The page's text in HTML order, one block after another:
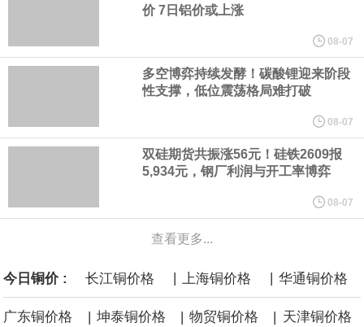
稳定的三大有利因素带动下，预期第3季度营运将优于第2季度，并
进一步扩大全年营运成果。
美国国会预算办公室（CBO）于当地时间5日发布报告称，美国海军
计划建造的15艘核动力“特朗普级”（Trump-class）战列舰，从研发
到采购的总费用可能高达2750亿美元，为美国有史以来最昂贵的水
面战舰项目之一。 根据CBO的初步估算，首舰造价约234亿美元，
后续14艘平均每艘约180亿美元。
黄金价格有望录得自今年1月以来最大单周涨幅。油价走弱为金价提
价 7日铝价或上涨
08-07
多空博弈持续发酵！碳酸锂迎来阶段
性支撑，低位震荡格局难打破
08-07
双硅期货共振涨56元！硅铁2609报
5,934元，钢厂利润与开工率博弈
08-07
查看更多...
今日铜价 : 长江铜价格 | 上海铜价格 | 华通铜价格
广东铜价格 | 坤泰铜价格 | 物贸铜价格 | 天津铜价格